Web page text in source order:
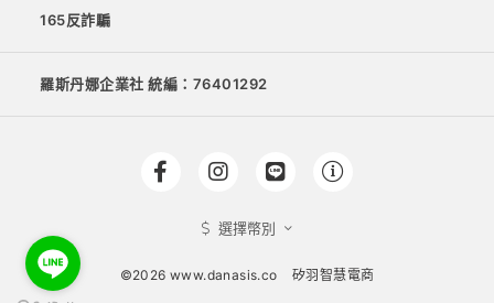
165反詐騙
羅斯丹娜企業社 統編：76401292
選擇幣別
©2026 www.danasis.co 矽羽智慧電商